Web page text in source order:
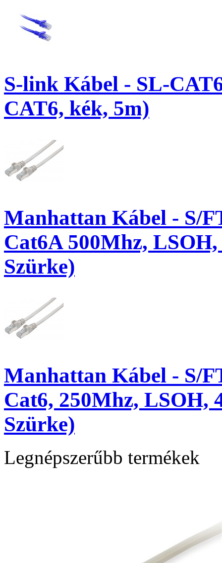
S-link Kábel - SL-
CAT6, kék, 5m)
Manhattan Kábel - S/
Cat6A 500Mhz,
Szürke)
Manhattan Kábel - S/
Cat6, 250Mhz, LSOH,
Szürke)
Legnépszerűbb termékek